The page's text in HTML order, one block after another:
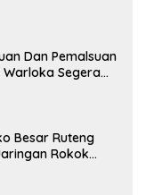
Dan Pemalsuan
Warloka Segera
Besar Ruteng
Rokok